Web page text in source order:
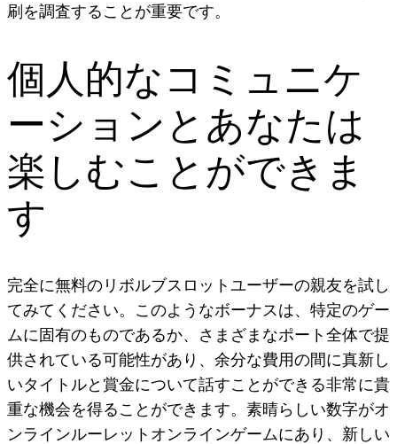
刷を調査することが重要です。
個人的なコミュニケ
ーションとあなたは
楽しむことができま
す
完全に無料のリボルブスロットユーザーの親友を試し
てみてください。このようなボーナスは、特定のゲー
ムに固有のものであるか、さまざまなポート全体で提
供されている可能性があり、余分な費用の間に真新し
いタイトルと賞金について話すことができる非常に貴
重な機会を得ることができます。素晴らしい数字がオ
ンラインルーレットオンラインゲームにあり、新しい